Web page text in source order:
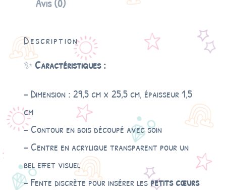
e
d
œ
u
Avis (0)
Description
✨ Caractéristiques :
– Dimension : 29,5 cm x 25,5 cm, épaisseur 1,5
cm
– Contour en bois découpé avec soin
– Centre en acrylique transparent pour un
bel effet visuel
– Fente discrète pour insérer lespetits cœurs